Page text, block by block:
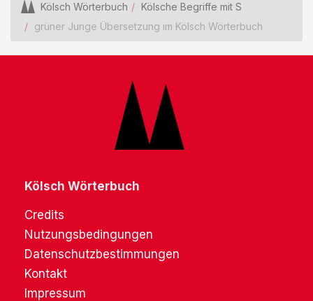
Kölsch Wörterbuch
Kölsche Begriffe mit S
grüner Junge Übersetzung im Kölsch Wörterbuch
Kölsch Wörterbuch
Credits
Nutzungsbedingungen
Datenschutzbestimmungen
Kontakt
Impressum